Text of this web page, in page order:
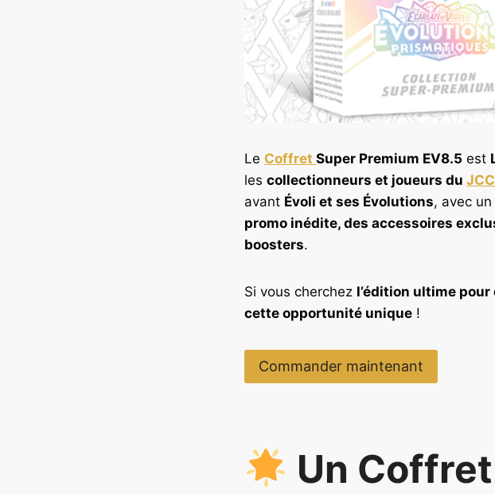
Le Coffret Super Premium EV8.5 est
les collectionneurs et joueurs du
avant Évoli et ses Évolutions, avec
promo inédite, des accessoires
boosters.
Si vous cherchez l’édition ultime pour
cette opportunité unique !
Commander maintenant
Un